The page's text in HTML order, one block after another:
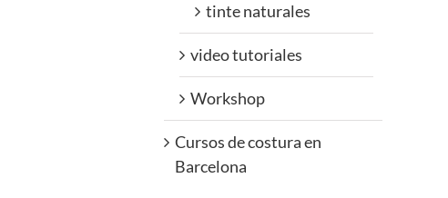
tinte naturales
video tutoriales
Workshop
Cursos de costura en
Barcelona